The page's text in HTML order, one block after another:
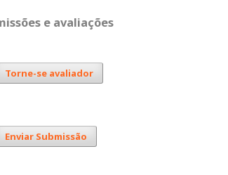
e avaliações
Torne-se avaliador
Enviar Submissão